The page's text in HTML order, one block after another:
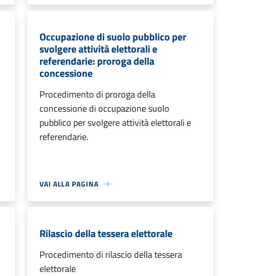
Occupazione di suolo pubblico per
svolgere attività elettorali e
referendarie: proroga della
concessione
Procedimento di proroga della
concessione di occupazione suolo
pubblico per svolgere attività elettorali e
referendarie.
VAI ALLA PAGINA
Rilascio della tessera elettorale
Procedimento di rilascio della tessera
elettorale